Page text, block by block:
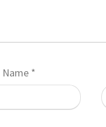
Name *